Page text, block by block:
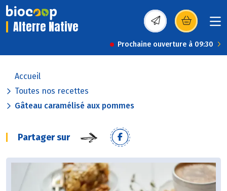
Alterre Native (s’ouvre dans une
Prochaine ouverture à 09:30
Accueil
Toutes nos recettes
Gâteau caramélisé aux pommes
Partager sur